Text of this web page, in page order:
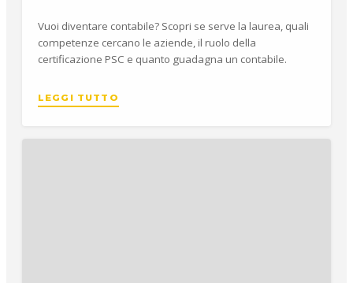
Vuoi diventare contabile? Scopri se serve la laurea, quali
competenze cercano le aziende, il ruolo della
certificazione PSC e quanto guadagna un contabile.
LEGGI TUTTO